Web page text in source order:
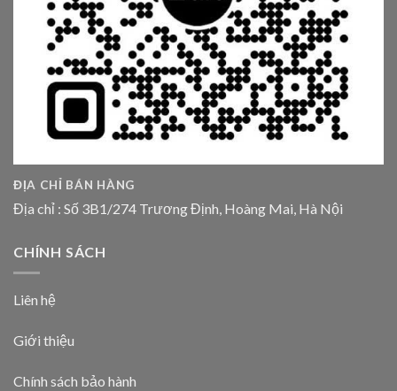
ĐỊA CHỈ BÁN HÀNG
Địa chỉ : Số 3B1/274 Trương Định, Hoàng Mai, Hà Nội
CHÍNH SÁCH
Liên hệ
Giới thiệu
Chính sách bảo hành